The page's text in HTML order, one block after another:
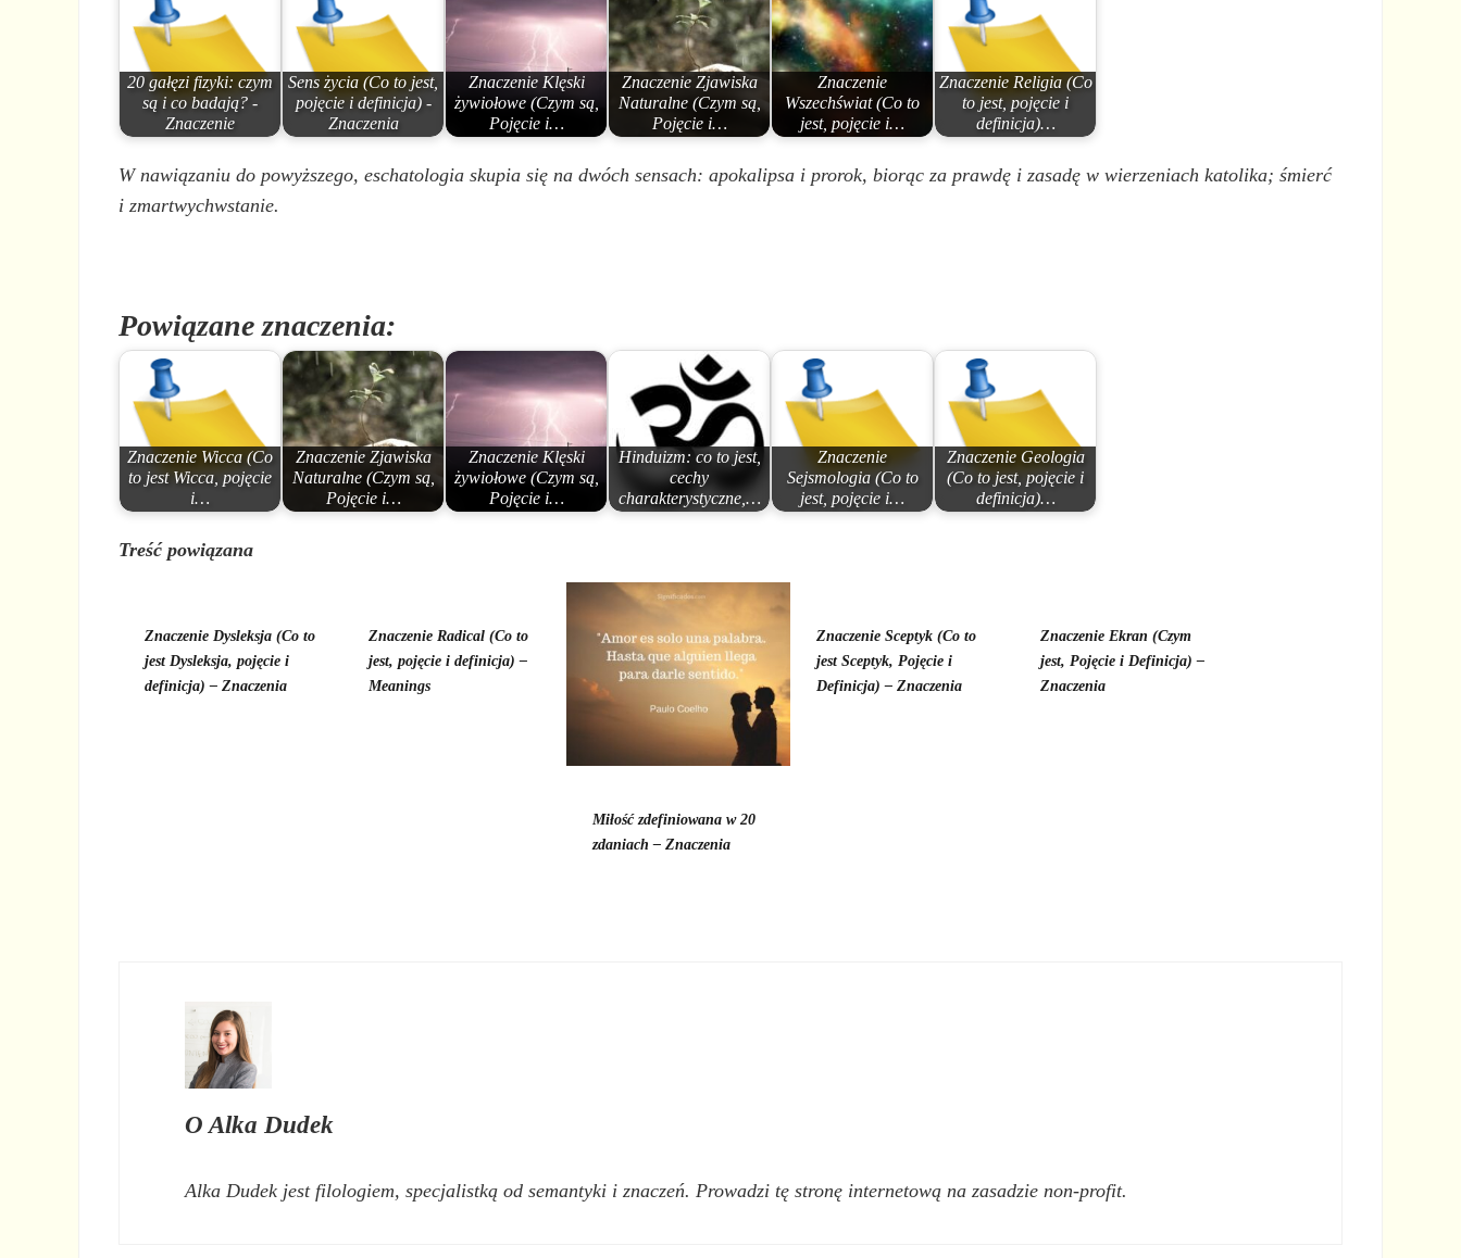
20 gałęzi fizyki: czym
są i co badają? -
Znaczenie
Sens życia (Co to jest,
pojęcie i definicja) -
Znaczenia
Znaczenie Klęski
żywiołowe (Czym są,
Pojęcie i…
Znaczenie Zjawiska
Naturalne (Czym są,
Pojęcie i…
Znaczenie
Wszechświat (Co to
jest, pojęcie i…
Znaczenie Religia (Co
to jest, pojęcie i
definicja)…
W nawiązaniu do powyższego, eschatologia skupia się na dwóch sensach: apokalipsa i prorok, biorąc za prawdę i zasadę w wierzeniach katolika; śmierć
i zmartwychwstanie.
Powiązane znaczenia:
Znaczenie Wicca (Co
to jest Wicca, pojęcie
i…
Znaczenie Zjawiska
Naturalne (Czym są,
Pojęcie i…
Znaczenie Klęski
żywiołowe (Czym są,
Pojęcie i…
Hinduizm: co to jest,
cechy
charakterystyczne,…
Znaczenie
Sejsmologia (Co to
jest, pojęcie i…
Znaczenie Geologia
(Co to jest, pojęcie i
definicja)…
Treść powiązana
Znaczenie Dysleksja (Co to
jest Dysleksja, pojęcie i
definicja) – Znaczenia
Znaczenie Radical (Co to
jest, pojęcie i definicja) –
Meanings
Miłość zdefiniowana w 20
zdaniach – Znaczenia
Znaczenie Sceptyk (Co to
jest Sceptyk, Pojęcie i
Definicja) – Znaczenia
Znaczenie Ekran (Czym
jest, Pojęcie i Definicja) –
Znaczenia
OAlka Dudek
Alka Dudek jest filologiem, specjalistką od semantyki i znaczeń. Prowadzi tę stronę internetową na zasadzie non-profit.